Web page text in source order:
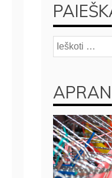
Ieškoti: